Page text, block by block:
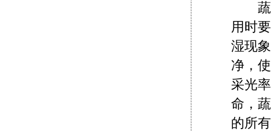
蔬菜
用时
湿现
净，
采光
命，
的所